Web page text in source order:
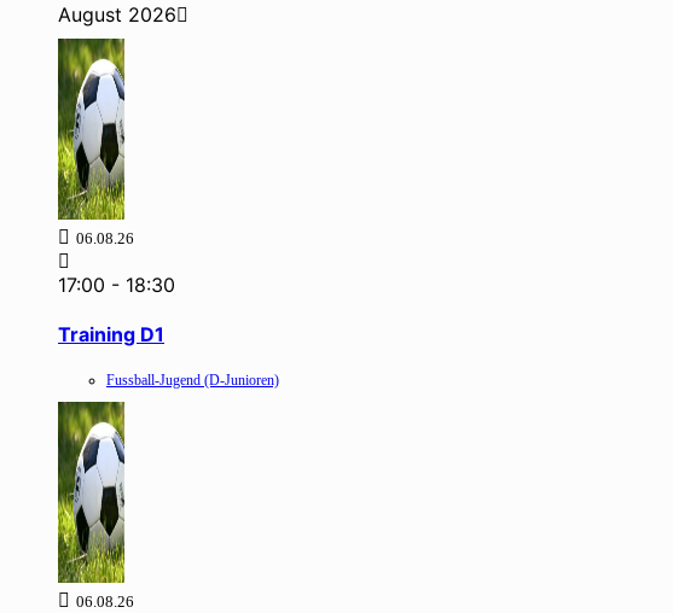
August 2026
06.08.26
17:00 - 18:30
Training D1
Fussball-Jugend (D-Junioren)
06.08.26